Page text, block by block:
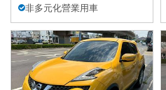
非多元化營業用車